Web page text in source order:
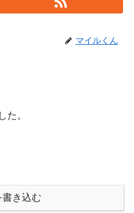
マイルくん
た。
書き込む